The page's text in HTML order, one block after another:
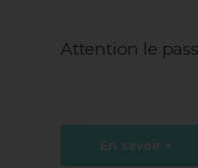
Attention le
En savoir +